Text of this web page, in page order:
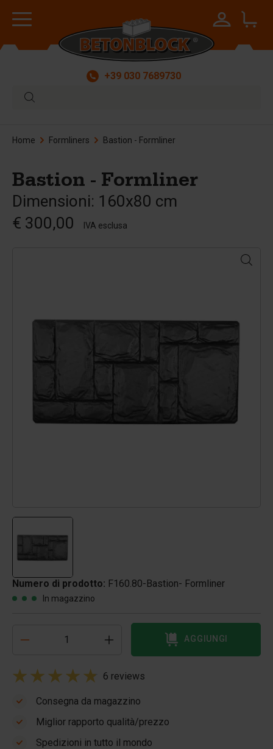
+39 030 7689730
Home Formliners Bastion - Formliner
Bastion - Formliner
Dimensioni: 160x80 cm
€ 300,00
IVA esclusa
Numero di prodotto: F160.80-Bastion- Formliner
In magazzino
AGGIUNGI
6 reviews
Consegna da magazzino
Miglior rapporto qualità/prezzo
Spedizioni in tutto il mondo